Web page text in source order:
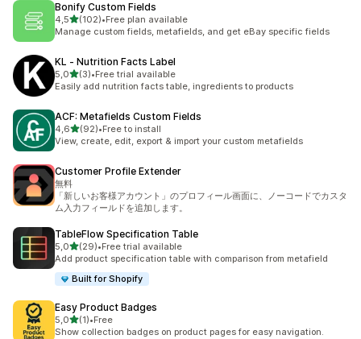
Bonify Custom Fields
4,5av 5 stjerner
(102)
Totalt 102 omtaler
•Free plan available
Manage custom fields, metafields, and get eBay specific fields
KL ‑ Nutrition Facts Label
5,0av 5 stjerner
(3)
Totalt 3 omtaler
•Free trial available
Easily add nutrition facts table, ingredients to products
ACF: Metafields Custom Fields
4,6av 5 stjerner
(92)
Totalt 92 omtaler
•Free to install
View, create, edit, export & import your custom metafields
Customer Profile Extender
無料
「新しいお客様アカウント」のプロフィール画面に、ノーコードでカスタ
ム入力フィールドを追加します。
TableFlow Specification Table
5,0av 5 stjerner
(29)
Totalt 29 omtaler
•Free trial available
Add product specification table with comparison from metafield
Built for Shopify
Easy Product Badges
5,0av 5 stjerner
(1)
Totalt 1 omtaler
•Free
Show collection badges on product pages for easy navigation.